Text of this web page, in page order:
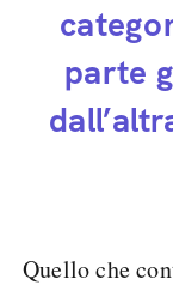
parte
Quello che